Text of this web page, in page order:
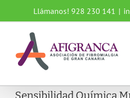
contenido
Llámanos! 928 230 141 |